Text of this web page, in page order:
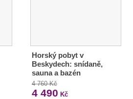
Horský pobyt v
Beskydech: snídaně,
sauna a bazén
4 760 Kč
4 490 Kč